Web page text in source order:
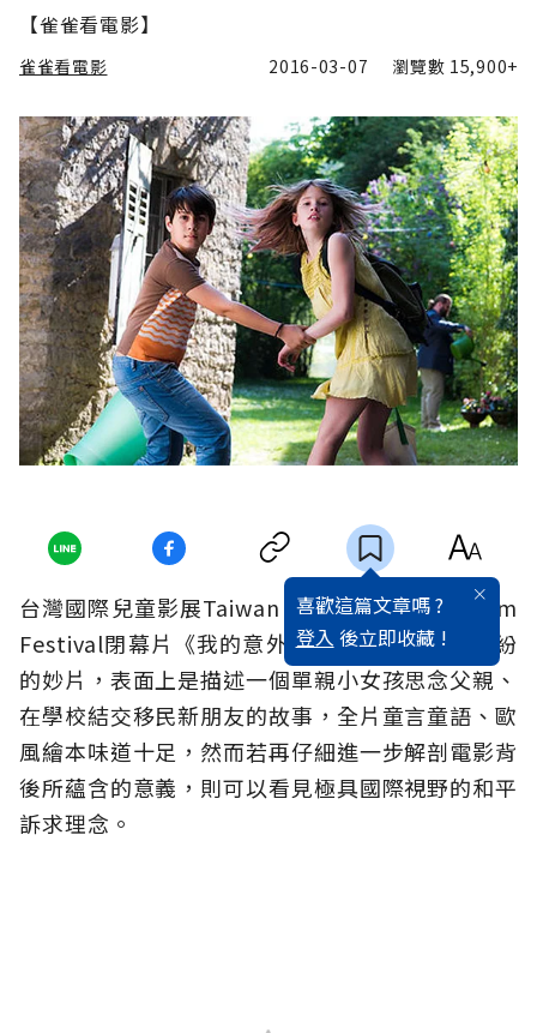
【雀雀看電影】
雀雀看電影 2016-03-07 瀏覽數 15,900+
喜歡這篇文章嗎 ?
登入 後立即收藏 !
台灣國際兒童影展Taiwan Int'l Children’s Film
Festival閉幕片《我的意外朋友》是一部熱鬧繽紛
的妙片，表面上是描述一個單親小女孩思念父親、
在學校結交移民新朋友的故事，全片童言童語、歐
風繪本味道十足，然而若再仔細進一步解剖電影背
後所蘊含的意義，則可以看見極具國際視野的和平
訴求理念。